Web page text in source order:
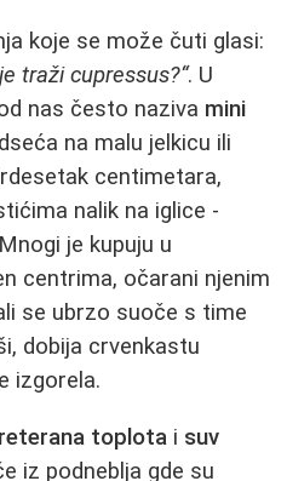
koje se može čuti glasi:
traži cupressus?“. U
nas često naziva mini
na malu jelkicu ili
centimetara,
nalik na iglice -
je kupuju u
centrima, očarani njenim
se ubrzo suoče s time
dobija crvenkastu
izgorela.
toplota i suv
iz podneblja gde su